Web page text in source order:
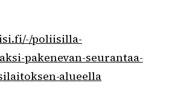
poliisilla-
pakenevan-seurantaa-
alueella